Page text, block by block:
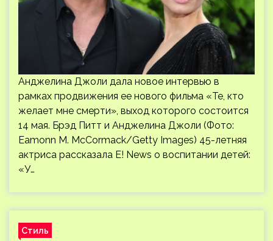
Анджелина Джоли дала новое интервью в
рамках продвижения ее нового фильма «Те, кто
желает мне смерти», выход которого состоится
14 мая. Брэд Питт и Анджелина Джоли (Фото:
Eamonn M. McCormack/Getty Images) 45-летняя
актриса рассказала E! News о воспитании детей:
«У…
Стиль